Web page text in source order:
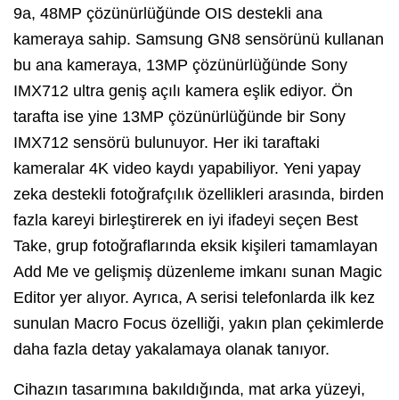
9a, 48MP çözünürlüğünde OIS destekli ana
kameraya sahip. Samsung GN8 sensörünü kullanan
bu ana kameraya, 13MP çözünürlüğünde Sony
IMX712 ultra geniş açılı kamera eşlik ediyor. Ön
tarafta ise yine 13MP çözünürlüğünde bir Sony
IMX712 sensörü bulunuyor. Her iki taraftaki
kameralar 4K video kaydı yapabiliyor. Yeni yapay
zeka destekli fotoğrafçılık özellikleri arasında, birden
fazla kareyi birleştirerek en iyi ifadeyi seçen Best
Take, grup fotoğraflarında eksik kişileri tamamlayan
Add Me ve gelişmiş düzenleme imkanı sunan Magic
Editor yer alıyor. Ayrıca, A serisi telefonlarda ilk kez
sunulan Macro Focus özelliği, yakın plan çekimlerde
daha fazla detay yakalamaya olanak tanıyor.
Cihazın tasarımına bakıldığında, mat arka yüzeyi,